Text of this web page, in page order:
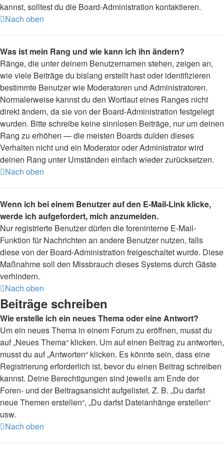
kannst, solltest du die Board-Administration kontaktieren.
Nach oben
Was ist mein Rang und wie kann ich ihn ändern?
Ränge, die unter deinem Benutzernamen stehen, zeigen an,
wie viele Beiträge du bislang erstellt hast oder identifizieren
bestimmte Benutzer wie Moderatoren und Administratoren.
Normalerweise kannst du den Wortlaut eines Ranges nicht
direkt ändern, da sie von der Board-Administration festgelegt
wurden. Bitte schreibe keine sinnlosen Beiträge, nur um deinen
Rang zu erhöhen — die meisten Boards dulden dieses
Verhalten nicht und ein Moderator oder Administrator wird
deinen Rang unter Umständen einfach wieder zurücksetzen.
Nach oben
Wenn ich bei einem Benutzer auf den E-Mail-Link klicke,
werde ich aufgefordert, mich anzumelden.
Nur registrierte Benutzer dürfen die foreninterne E-Mail-
Funktion für Nachrichten an andere Benutzer nutzen, falls
diese von der Board-Administration freigeschaltet wurde. Diese
Maßnahme soll den Missbrauch dieses Systems durch Gäste
verhindern.
Nach oben
Beiträge schreiben
Wie erstelle ich ein neues Thema oder eine Antwort?
Um ein neues Thema in einem Forum zu eröffnen, musst du
auf „Neues Thema“ klicken. Um auf einen Beitrag zu antworten,
musst du auf „Antworten“ klicken. Es könnte sein, dass eine
Registrierung erforderlich ist, bevor du einen Beitrag schreiben
kannst. Deine Berechtigungen sind jeweils am Ende der
Foren- und der Beitragsansicht aufgelistet. Z. B. „Du darfst
neue Themen erstellen“, „Du darfst Dateianhänge erstellen“
usw.
Nach oben